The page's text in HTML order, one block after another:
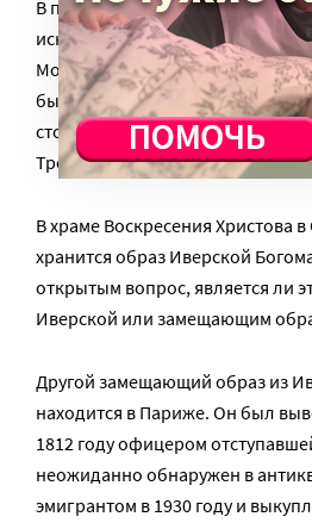
В последнее время все больше
искусствоведов склоняются к
Московская Иверская икона
был написан в 17 веке
столицы, сейчас находится в
Третьяковской Галерее.
В храме Воскресения Христова
хранится образ Иверской
открытым вопрос, является ли
Иверской или замещающим
Другой замещающий образ из
находится в Париже. Он был
1812 году офицером
неожиданно обнаружен в
эмигрантом в 1930 году и